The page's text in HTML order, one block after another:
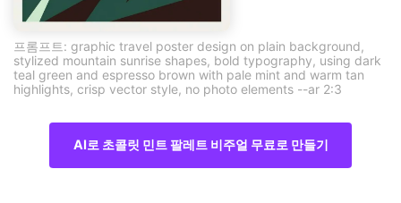
프롬프트: graphic travel poster design on plain background,
stylized mountain sunrise shapes, bold typography, using dark
teal green and espresso brown with pale mint and warm tan
highlights, crisp vector style, no photo elements --ar 2:3
AI로 초콜릿 민트 팔레트 비주얼 무료로 만들기